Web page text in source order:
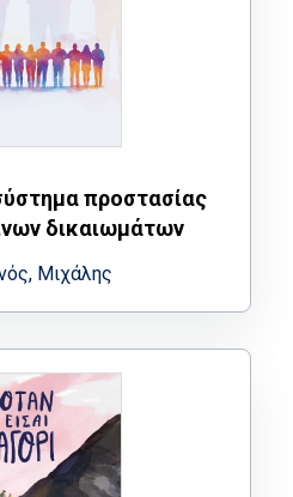
προστασίας
δικαιωμάτων
Μιχάλης